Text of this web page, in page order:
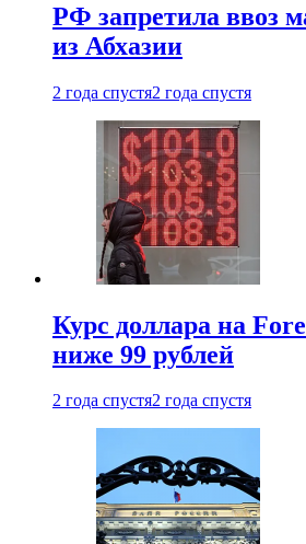
РФ запретила ввоз
из Абхазии
2 года спустя2 года спустя
Курс доллара на
ниже 99 рублей
2 года спустя2 года спустя